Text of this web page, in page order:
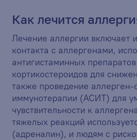
Как лечится
Лечение аллергии включает
контакта с аллергенами,
антигистаминных
кортикостероидов для
также проведение аллерген-
иммунотерапии (АСИТ) для
чувствительности к
тяжелых реакций
(адреналин), и людям с